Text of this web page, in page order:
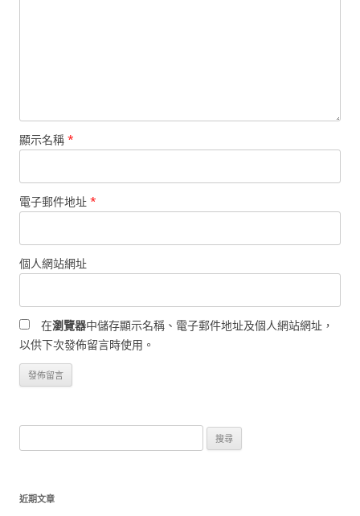
顯示名稱 *
電子郵件地址 *
個人網站網址
在瀏覽器中儲存顯示名稱、電子郵件地址及個人網站網址，
以供下次發佈留言時使用。
尋
鍵
近期文章